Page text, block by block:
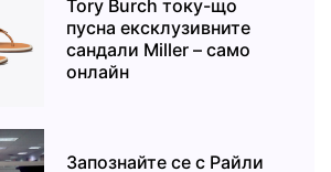
Tory Burch току-що
пусна ексклузивните
сандали Miller – само
онлайн
Запознайте се с Райли